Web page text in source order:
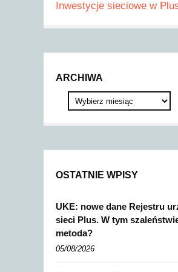
Inwestycje sieciowe w
ARCHIWA
OSTATNIE WPISY
UKE: nowe dane Rejestru
sieci Plus. W tym
metoda?
05/08/2026